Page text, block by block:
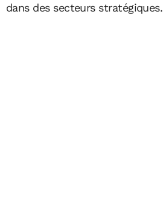
dans des secteurs stratégiques.